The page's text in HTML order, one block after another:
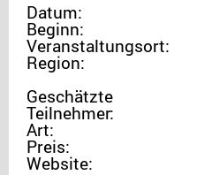
Datum:
Beginn:
Veranstaltungsort:
Region:
Geschätzte
Teilnehmer:
Art:
Preis:
Website: